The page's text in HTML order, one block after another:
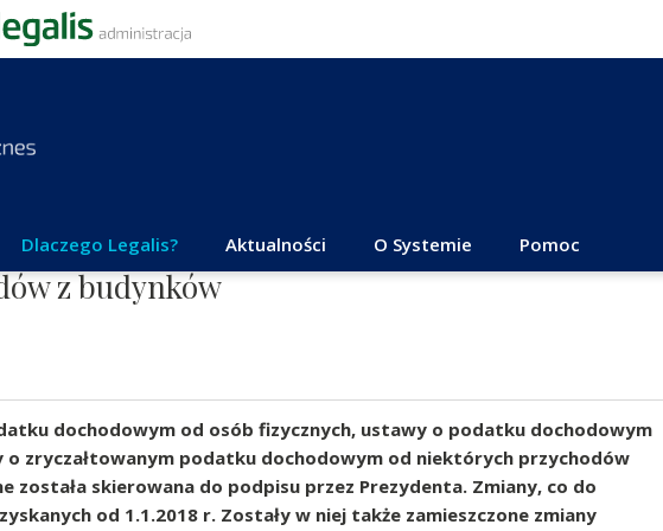
Dlaczego Legalis? Aktualności O Systemie Pomoc
z budynków
dochodowym od osób fizycznych, ustawy o podatku dochodowym
zryczałtowanym podatku dochodowym od niektórych przychodów
została skierowana do podpisu przez Prezydenta. Zmiany, co do
od 1.1.2018 r. Zostały w niej także zamieszczone zmiany